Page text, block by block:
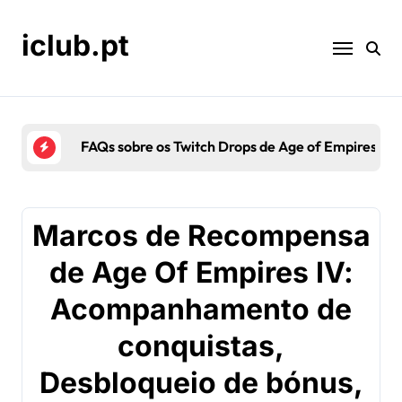
contenticlub.pt
FAQs sobre os Twitch Drops de Age of Empires
Marcos de Recompensa
de Age Of Empires IV:
Acompanhamento de
conquistas,
Desbloqueio de bónus,